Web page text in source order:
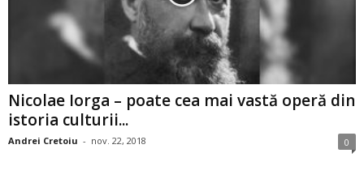
Nicolae Iorga – poate cea mai vastă operă din
istoria culturii...
Andrei Cretoiu - nov. 22, 2018 0